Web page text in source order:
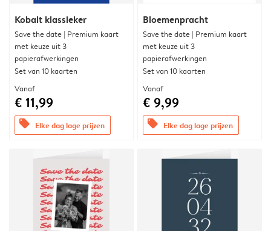
Kobalt klassieker
Save the date | Premium kaart
met keuze uit 3
papierafwerkingen
Set van 10 kaarten
Vanaf
€ 11,99
offers Elke dag lage prijzen
Bloemenpracht
Save the date | Premium kaart
met keuze uit 3
papierafwerkingen
Set van 10 kaarten
Vanaf
€ 9,99
offers Elke dag lage prijzen